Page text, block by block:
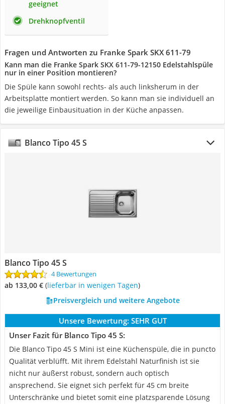
geeignet
Drehknopfventil
Fragen und Antworten zu Franke Spark SKX 611-79
Kann man die Franke Spark SKX 611-79-12150 Edelstahlspüle
nur in einer Position montieren?
Die Spüle kann sowohl rechts- als auch linksherum in der
Arbeitsplatte montiert werden. So kann man sie individuell an
die jeweilige Einbausituation in der Küche anpassen.
Blanco Tipo 45 S
Blanco Tipo 45 S
4 Bewertungen
ab 133,00 € ( Lieferbar in wenigen Tagen)
Preisvergleich und weitere Angebote
Unsere Bewertung: SEHR GUT
Unser Fazit für Blanco Tipo 45 S:
Die Blanco Tipo 45 S Mini ist eine Küchenspüle, die in puncto
Qualität verblüfft. Mit ihrem Edelstahl Naturfinish ist sie
nicht nur äußerst robust, sondern auch optisch
ansprechend. Sie eignet sich perfekt für 45 cm breite
Unterschränke und bietet somit eine platzsparende Lösung